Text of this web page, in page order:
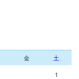
金
土
1